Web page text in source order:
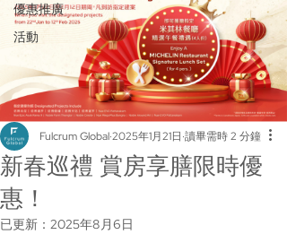
優惠推廣
活動
新春巡禮 賞房享膳限時優
惠！
Fulcrum Global2025年1月21日 讀畢需時 2 分鐘
已更新： 2025年8月6日